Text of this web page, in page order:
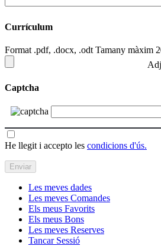
Currículum
Format .pdf, .docx, .odt Tamany màxim
Captcha
He llegit i accepto les condicions d'ús.
Les meves dades
Les meves Comandes
Els meus Favorits
Els meus Bons
Les meves Reserves
Tancar Sessió